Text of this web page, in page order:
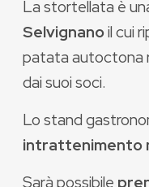
La stortellata è
Selvignanoil cui
patata autoctona
dai suoi soci.
Lo stand
intrattenimento
Sarà possibile